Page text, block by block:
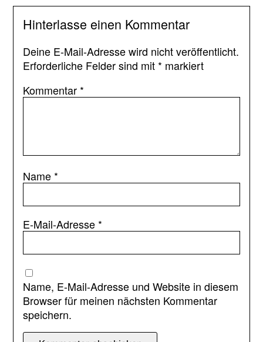
Hinterlasse einen Kommentar
Deine E-Mail-Adresse wird nicht veröffentlicht.
Erforderliche Felder sind mit * markiert
Kommentar *
Name *
E-Mail-Adresse *
Name, E-Mail-Adresse und Website in diesem
Browser für meinen nächsten Kommentar
speichern.